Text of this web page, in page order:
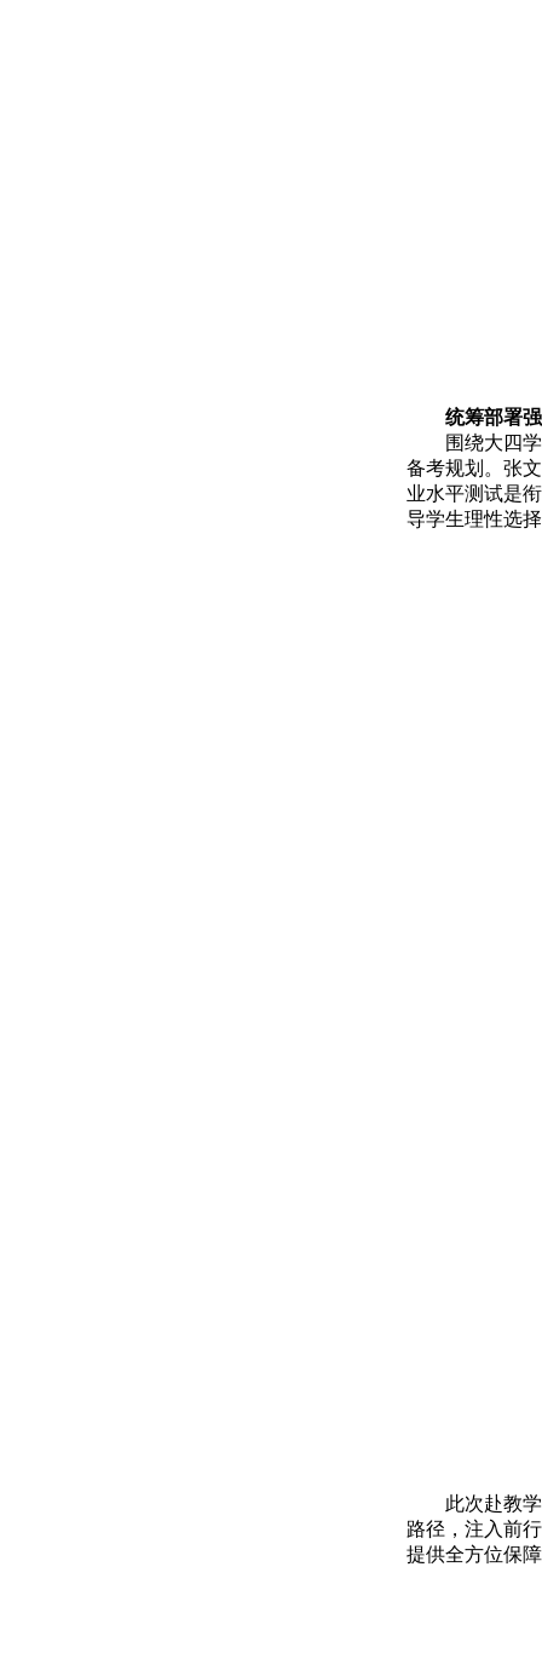
统筹部署
围绕大四
备考规划。张
业水平测试是
导学生理性选
此次赴教
路径，注入前
提供全方位保